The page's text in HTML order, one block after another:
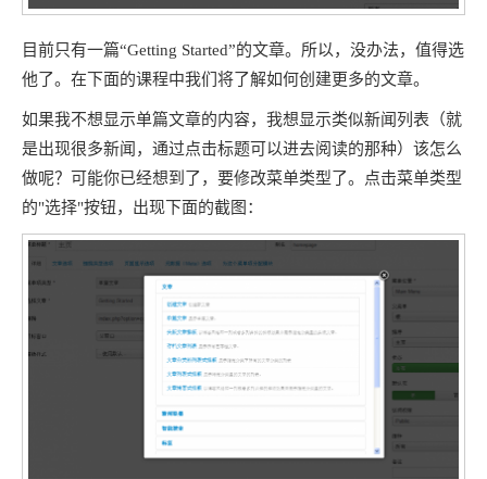
目前只有一篇“Getting Started”的文章。所以，没办法，值得选
他了。在下面的课程中我们将了解如何创建更多的文章。
如果我不想显示单篇文章的内容，我想显示类似新闻列表（就
是出现很多新闻，通过点击标题可以进去阅读的那种）该怎么
做呢？可能你已经想到了，要修改菜单类型了。点击菜单类型
的"选择"按钮，出现下面的截图：